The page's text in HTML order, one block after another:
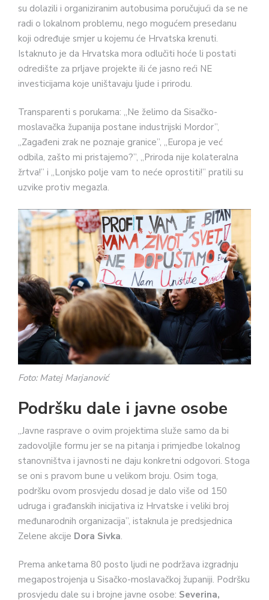
su dolazili i organiziranim autobusima poručujući da se ne
radi o lokalnom problemu, nego mogućem presedanu
koji određuje smjer u kojemu će Hrvatska krenuti.
Istaknuto je da Hrvatska mora odlučiti hoće li postati
odredište za prljave projekte ili će jasno reći NE
investicijama koje uništavaju ljude i prirodu.
Transparenti s porukama: „Ne želimo da Sisačko-
moslavačka županija postane industrijski Mordor”,
„Zagađeni zrak ne poznaje granice”, „Europa je već
odbila, zašto mi pristajemo?”, „Priroda nije kolateralna
žrtva!” i „Lonjsko polje vam to neće oprostiti!” pratili su
uzvike protiv megazla.
Foto: Matej Marjanović
Podršku dale i javne osobe
„Javne rasprave o ovim projektima služe samo da bi
zadovoljile formu jer se na pitanja i primjedbe lokalnog
stanovništva i javnosti ne daju konkretni odgovori. Stoga
se oni s pravom bune u velikom broju. Osim toga,
podršku ovom prosvjedu dosad je dalo više od 150
udruga i građanskih inicijativa iz Hrvatske i veliki broj
međunarodnih organizacija”, istaknula je predsjednica
Zelene akcije Dora Sivka.
Prema anketama 80 posto ljudi ne podržava izgradnju
megapostrojenja u Sisačko-moslavačkoj županiji. Podršku
prosvjedu dale su i brojne javne osobe: Severina,